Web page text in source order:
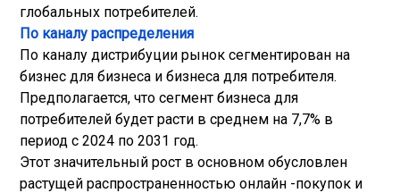
глобальных потребителей.
По каналу распределения
По каналу дистрибуции рынок сегментирован на
бизнес для бизнеса и бизнеса для потребителя.
Предполагается, что сегмент бизнеса для
потребителей будет расти в среднем на 7,7% в
период с 2024 по 2031 год.
Этот значительный рост в основном обусловлен
растущей распространенностью онлайн -покупок и